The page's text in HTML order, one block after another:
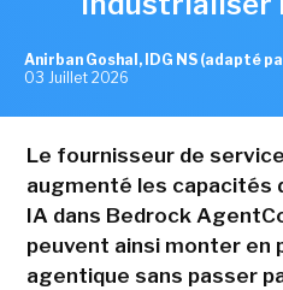
Anirban Goshal, IDG NS (adapté
03 Juillet 2026
Le fournisseur de
augmenté les capacités
IA dans Bedrock
peuvent ainsi monter en
agentique sans passer